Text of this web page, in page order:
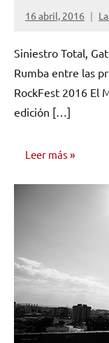
16 abril, 2016
1
Siniestro Total,
Rumba entre las
RockFest 2016 El
edición […]
Leer más